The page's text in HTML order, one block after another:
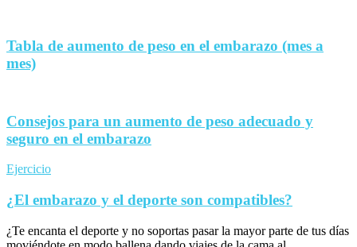
Tabla de aumento de peso en el embarazo (mes a
mes)
Consejos para un aumento de peso adecuado y
seguro en el embarazo
Ejercicio
¿El embarazo y el deporte son compatibles?
¿Te encanta el deporte y no soportas pasar la mayor parte de tus días